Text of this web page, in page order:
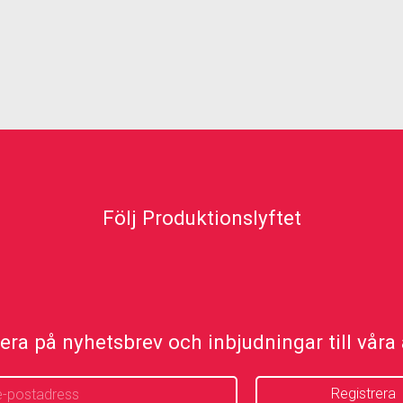
Följ Produktionslyftet
på nyhetsbrev och inbjudningar till